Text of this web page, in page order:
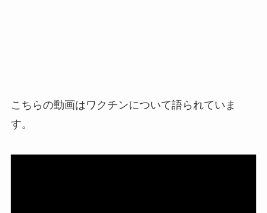
こちらの動画はワクチンについて語られていま
す。